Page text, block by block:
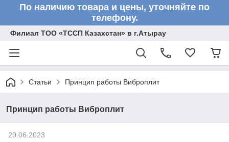
По наличию товара и цены, уточняйте по
телефону.
Филиал ТОО «ТССП Казахстан» в г.Атырау
Статьи Принцип работы Виброплит
Принцип работы Виброплит
29.06.2023